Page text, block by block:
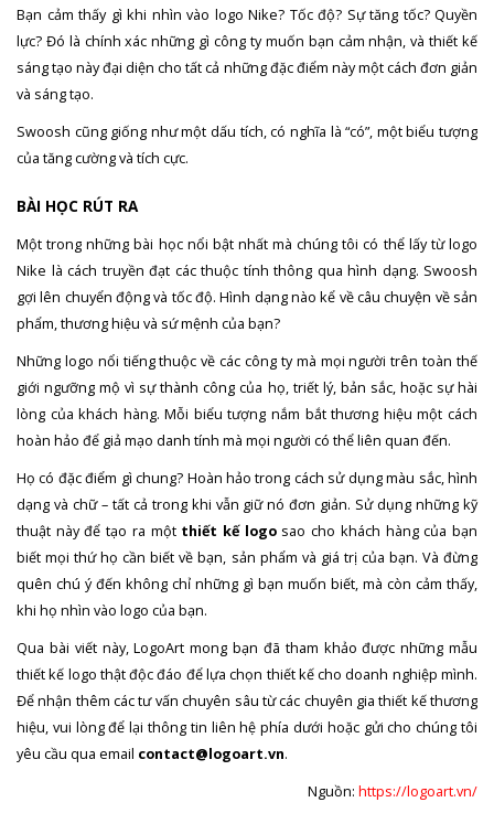
Bạn cảm thấy gì khi nhìn vào logo Nike? Tốc độ? Sự tăng tốc? Quyền
lực? Đó là chính xác những gì công ty muốn bạn cảm nhận, và thiết kế
sáng tạo này đại diện cho tất cả những đặc điểm này một cách đơn giản
và sáng tạo.
Swoosh cũng giống như một dấu tích, có nghĩa là “có”, một biểu tượng
của tăng cường và tích cực.
BÀI HỌC RÚT RA
Một trong những bài học nổi bật nhất mà chúng tôi có thể lấy từ logo
Nike là cách truyền đạt các thuộc tính thông qua hình dạng. Swoosh
gợi lên chuyển động và tốc độ. Hình dạng nào kể về câu chuyện về sản
phẩm, thương hiệu và sứ mệnh của bạn?
Những logo nổi tiếng thuộc về các công ty mà mọi người trên toàn thế
giới ngưỡng mộ vì sự thành công của họ, triết lý, bản sắc, hoặc sự hài
lòng của khách hàng. Mỗi biểu tượng nắm bắt thương hiệu một cách
hoàn hảo để giả mạo danh tính mà mọi người có thể liên quan đến.
Họ có đặc điểm gì chung? Hoàn hảo trong cách sử dụng màu sắc, hình
dạng và chữ – tất cả trong khi vẫn giữ nó đơn giản. Sử dụng những kỹ
thuật này để tạo ra mộtthiết kế logosao cho khách hàng của bạn
biết mọi thứ họ cần biết về bạn, sản phẩm và giá trị của bạn. Và đừng
quên chú ý đến không chỉ những gì bạn muốn biết, mà còn cảm thấy,
khi họ nhìn vào logo của bạn.
Qua bài viết này, LogoArt mong bạn đã tham khảo được những mẫu
thiết kế logo thật độc đáo để lựa chọn thiết kế cho doanh nghiệp mình.
Để nhận thêm các tư vấn chuyên sâu từ các chuyên gia thiết kế thương
hiệu, vui lòng để lại thông tin liên hệ phía dưới hoặc gửi cho chúng tôi
yêu cầu qua email contact@logoart.vn.
Nguồn: https://logoart.vn/